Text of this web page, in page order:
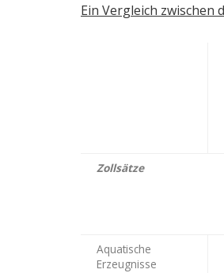
Ein Vergleich zwischen
Zollsätze
Aquatische
Erzeugnisse